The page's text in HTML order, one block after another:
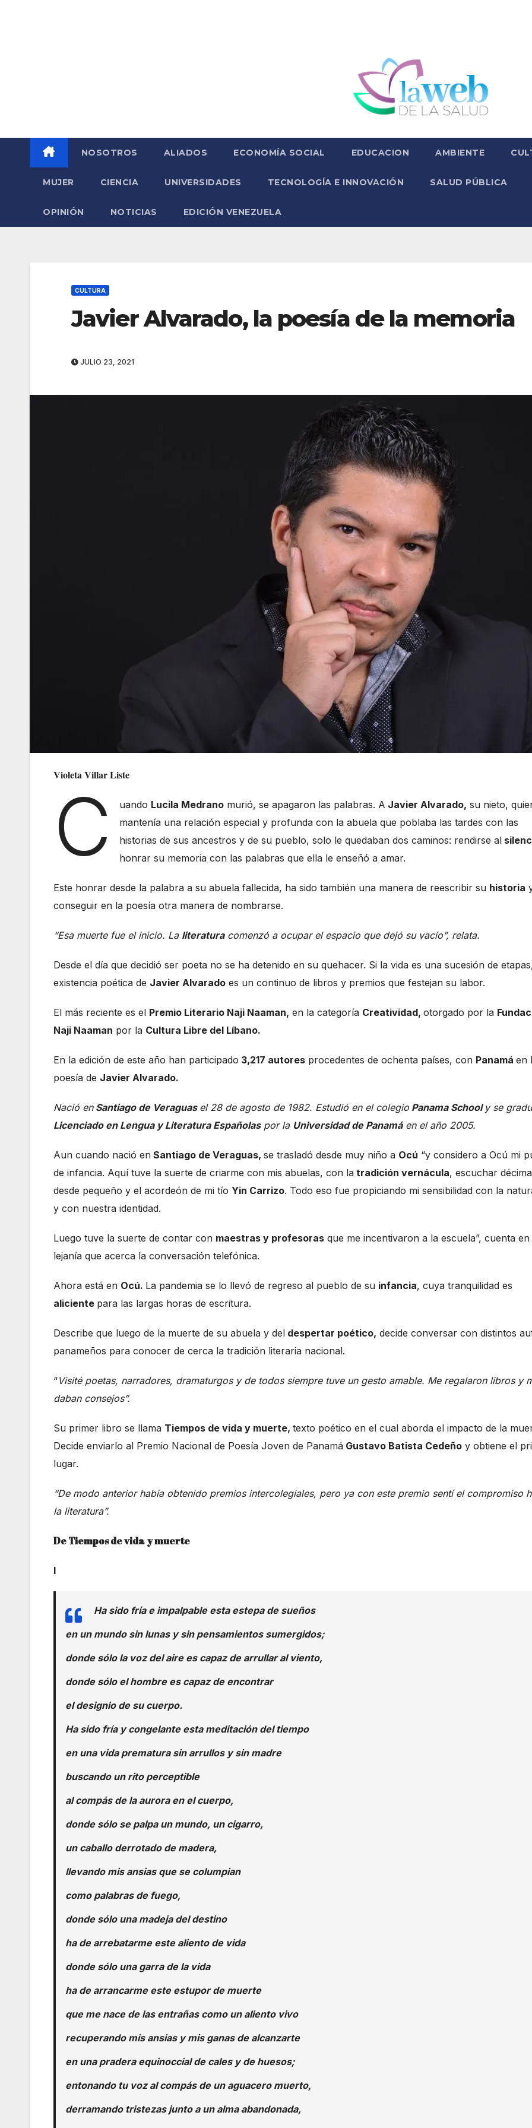
NOSOTROS ALIADOS ECONOMÍA SOCIAL EDUCACION AMBIENTE
MUJER CIENCIA UNIVERSIDADES TECNOLOGÍA E INNOVACIÓN SALUD PÚBLICA
OPINIÓN NOTICIAS EDICIÓN VENEZUELA
CULTURA
Javier Alvarado, la poesía de la memoria
JULIO 23, 2021
Violeta Villar Liste
C uando Lucila Medrano murió, se apagaron las palabras. A Javier Alvarado, su nieto,
mantenía una relación especial y profunda con la abuela que poblaba las tardes con las
historias de sus ancestros y de su pueblo, solo le quedaban dos caminos: rendirse al
honrar su memoria con las palabras que ella le enseñó a amar.
Este honrar desde la palabra a su abuela fallecida, ha sido también una manera de reescribir su historia
conseguir en la poesía otra manera de nombrarse.
“Esa muerte fue el inicio. La literaturacomenzó a ocupar el espacio que dejó su vacío”, relata.
Desde el día que decidió ser poeta no se ha detenido en su quehacer. Si la vida es una sucesión de
existencia poética de Javier Alvarado es un continuo de libros y premios que festejan su labor.
El más reciente es el Premio Literario Naji Naaman, en la categoría Creatividad, otorgado por la
Naji Naaman por la Cultura Libre del Líbano.
En la edición de este año han participado 3,217 autores procedentes de ochenta países, con Panamá en
poesía de Javier Alvarado.
Nació enSantiago de Veraguas el 28 de agosto de 1982. Estudió en el colegio Panama Schooly se
Licenciado en Lengua y Literatura Españolaspor la Universidad de Panamáen el año 2005.
Aun cuando nació en Santiago de Veraguas, se trasladó desde muy niño a Ocú “y considero a Ocú mi
de infancia. Aquí tuve la suerte de criarme con mis abuelas, con la tradición vernácula, escuchar
desde pequeño y el acordeón de mi tío Yin Carrizo. Todo eso fue propiciando mi sensibilidad con la
y con nuestra identidad.
Luego tuve la suerte de contar con maestras y profesoras que me incentivaron a la escuela”, cuenta en
lejanía que acerca la conversación telefónica.
Ahora está en Ocú. La pandemia se lo llevó de regreso al pueblo de su infancia, cuya tranquilidad es
aliciente para las largas horas de escritura.
Describe que luego de la muerte de su abuela y del despertar poético, decide conversar con distintos
panameños para conocer de cerca la tradición literaria nacional.
“Visité poetas, narradores, dramaturgos y de todos siempre tuve un gesto amable. Me regalaron libros y
daban consejos”.
Su primer libro se llama Tiempos de vida y muerte, texto poético en el cual aborda el impacto de la
Decide enviarlo al Premio Nacional de Poesía Joven de Panamá Gustavo Batista Cedeño y obtiene el
lugar.
“De modo anterior había obtenido premios intercolegiales, pero ya con este premio sentí el compromiso
la literatura”.
DeTiempos de vida y muerte
I
Ha sido fría e impalpable esta estepa de sueños
en un mundo sin lunas y sin pensamientos sumergidos;
donde sólo la voz del aire es capaz de arrullar al viento,
donde sólo el hombre es capaz de encontrar
el designio de su cuerpo.
Ha sido fría y congelante esta meditación del tiempo
en una vida prematura sin arrullos y sin madre
buscando un rito perceptible
al compás de la aurora en el cuerpo,
donde sólo se palpa un mundo, un cigarro,
un caballo derrotado de madera,
llevando mis ansias que se columpian
como palabras de fuego,
donde sólo una madeja del destino
ha de arrebatarme este aliento de vida
donde sólo una garra de la vida
ha de arrancarme este estupor de muerte
que me nace de las entrañas como un aliento vivo
recuperando mis ansias y mis ganas de alcanzarte
en una pradera equinoccial de cales y de huesos;
entonando tu voz al compás de un aguacero muerto,
derramando tristezas junto a un alma abandonada,